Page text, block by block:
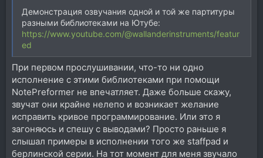
Демонстрация озвучания одной и той же партитуры
разными библиотеками на Ютубе:
https://www.youtube.com/@wallanderinstruments/featur
ed
При первом прослушивании, что-то ни одно
исполнение с этими библиотеками при помощи
NotePreformer не впечатляет. Даже больше скажу,
звучат они крайне нелепо и возникает желание
исправить кривое программирование. Или это я
загоняюсь и спешу с выводами? Просто раньше я
слышал примеры в исполнении того же staffpad и
берлинской серии. На тот момент для меня звучало